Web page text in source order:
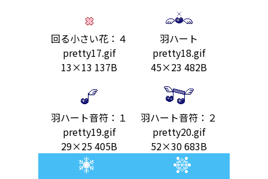
回る小さい花：４
pretty17.gif
13×13 137B
羽ハート
pretty18.gif
45×23 482B
羽ハート音符：１
pretty19.gif
29×25 405B
羽ハート音符：２
pretty20.gif
52×30 683B